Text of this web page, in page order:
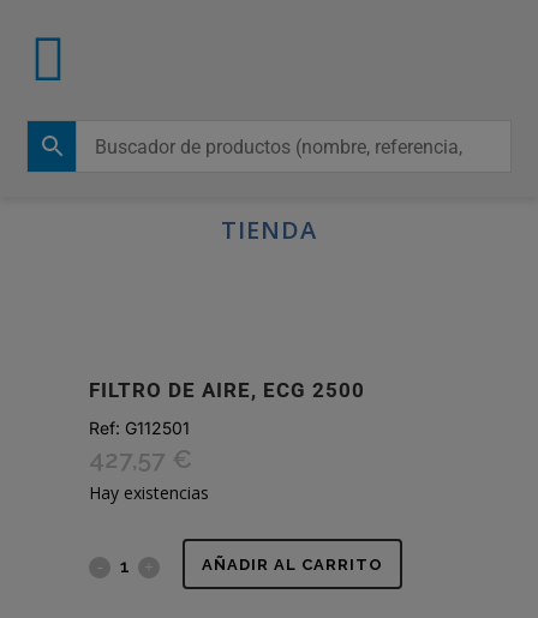
TIENDA
FILTRO DE AIRE, ECG 2500
Ref: G112501
427,57 €
Hay existencias
FILTRO AÑADIR AL CARRITO